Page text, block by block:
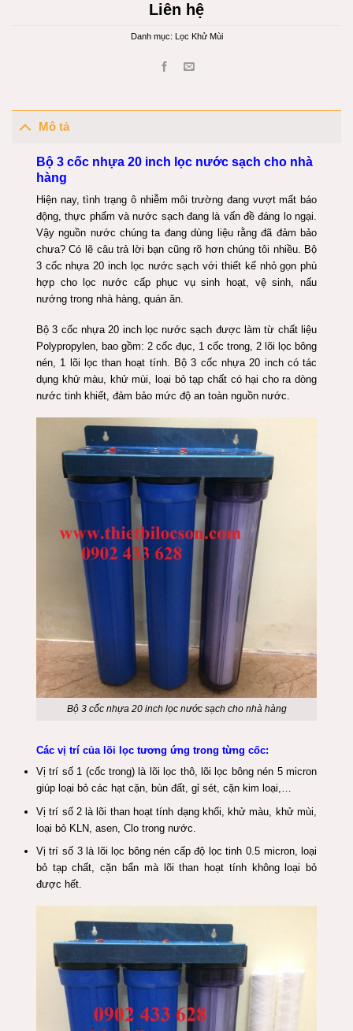
Liên hệ
Danh mục: Lọc Khử Mùi
Mô tả
Bộ 3 cốc nhựa 20 inch lọc nước sạch cho nhà
hàng
Hiện nay, tình trạng ô nhiễm môi trường đang vượt mất báo
động, thực phẩm và nước sạch đang là vấn đề đáng lo ngại.
Vậy nguồn nước chúng ta đang dùng liệu rằng đã đảm bảo
chưa? Có lẽ câu trả lời bạn cũng rõ hơn chúng tôi nhiều. Bộ
3 cốc nhựa 20 inch lọc nước sạch với thiết kế nhỏ gọn phù
hợp cho lọc nước cấp phục vụ sinh hoạt, vệ sinh, nấu
nướng trong nhà hàng, quán ăn.
Bộ 3 cốc nhựa 20 inch lọc nước sạch được làm từ chất liệu
Polypropylen, bao gồm: 2 cốc đục, 1 cốc trong, 2 lõi lọc bông
nén, 1 lõi lọc than hoạt tính. Bộ 3 cốc nhựa 20 inch có tác
dụng khử màu, khử mùi, loại bỏ tạp chất có hại cho ra dòng
nước tinh khiết, đảm bảo mức độ an toàn nguồn nước.
Bộ 3 cốc nhựa 20 inch lọc nước sạch cho nhà hàng
Các vị trí của lõi lọc tương ứng trong từng cốc:
Vị trí số 1 (cốc trong) là lõi lọc thô, lõi lọc bông nén 5 micron
giúp loại bỏ các hạt cặn, bùn đất, gỉ sét, cặn kim loại,…
Vị trí số 2 là lõi than hoạt tính dạng khối, khử màu, khử mùi,
loại bỏ KLN, asen, Clo trong nước.
Vị trí số 3 là lõi lọc bông nén cấp độ lọc tinh 0.5 micron, loại
bỏ tạp chất, cặn bẩn mà lõi than hoạt tính không loại bỏ
được hết.